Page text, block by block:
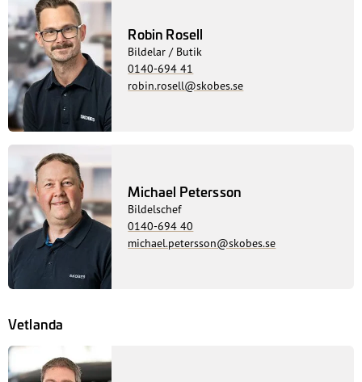
Robin Rosell
Bildelar / Butik
0140-694 41
robin.rosell@skobes.se
Michael Petersson
Bildelschef
0140-694 40
michael.petersson@skobes.se
Vetlanda